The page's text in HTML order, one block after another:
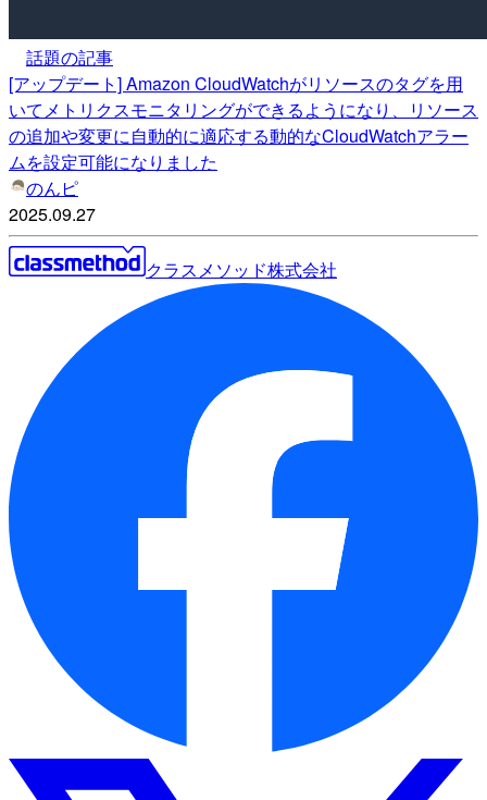
話題の記事
[アップデート] Amazon CloudWatchがリソースのタグを用
いてメトリクスモニタリングができるようになり、リソース
の追加や変更に自動的に適応する動的なCloudWatchアラー
ムを設定可能になりました
のんピ
2025.09.27
クラスメソッド株式会社